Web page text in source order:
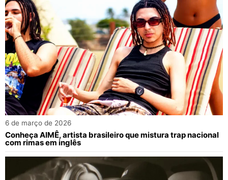
6 de março de 2026
Conheça AIMÊ, artista brasileiro que mistura trap nacional
com rimas em inglês